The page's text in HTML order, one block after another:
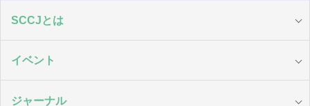
SCCJとは
イベント
ジャーナル